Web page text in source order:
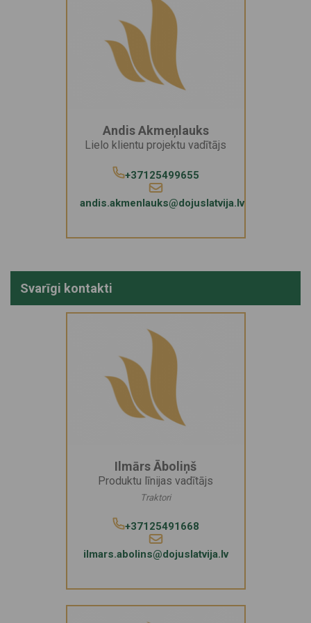
Andis Akmeņlauks
Lielo klientu projektu vadītājs
+37125499655
andis.akmenlauks@dojuslatvija.lv
Svarīgi kontakti
Ilmārs Āboliņš
Produktu līnijas vadītājs
Traktori
+37125491668
ilmars.abolins@dojuslatvija.lv